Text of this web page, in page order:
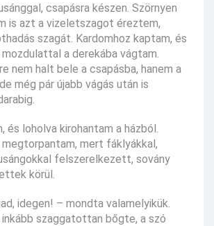
csapásra készen. Szörnyen
is azt a vizeletszagot éreztem,
szagát. Kardomhoz kaptam, és
a derekába vágtam.
nem halt bele a csapásba, hanem a
még pár újabb vágás után is
és loholva kirohantam a házból.
mert fáklyákkal,
felszerelkezett, sovány
körül.
idegen! – mondta valamelyikük.
inkább szaggatottan bőgte, a szó